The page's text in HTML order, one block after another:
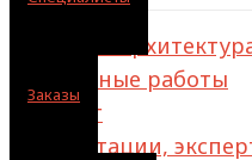
Заказы
Дизайн и
Монтажные работы
Клининг
Консультации,